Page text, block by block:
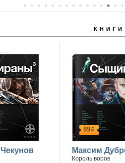
КНИГИ
89р
Максим
Король воров